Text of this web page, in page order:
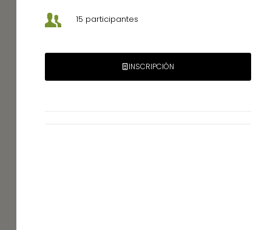
15 participantes
INSCRIPCIÓN